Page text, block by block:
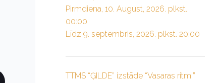
Pirmdiena, 10. August, 2026. plkst.
00:00
Līdz 9. septembris, 2026. plkst. 20:00
TTMS “ĢILDE” izstāde “Vasaras ritmi”